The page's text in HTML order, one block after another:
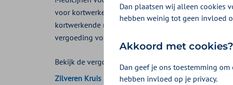
voor kortwerkende en langwerkende medicijnen.
kortwerkende medicijnen, maar u hoeft ze minder
vergoeding voor kortwerkende of langwerkende
Bekijk de vergoedingen van:
Zilveren Kruis
Dan plaatsen wij alleen cookies
hebben weinig tot geen invloed
Akkoord met cookies?
Dan geef je ons toestemming
hebben invloed op je privacy.